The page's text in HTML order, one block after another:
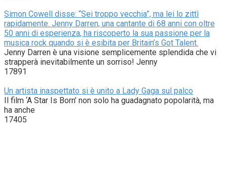
Simon Cowell disse: “Sei troppo vecchia”, ma lei lo zittì
rapidamente. Jenny Darren, una cantante di 68 anni con oltre
50 anni di esperienza, ha riscoperto la sua passione per la
musica rock quando si è esibita per Britain’s Got Talent.
Jenny Darren è una visione semplicemente splendida che vi
strapperà inevitabilmente un sorriso! Jenny
17891
Un artista inaspettato si è unito a Lady Gaga sul palco
Il film ‘A Star Is Born’ non solo ha guadagnato popolarità, ma
ha anche
17405